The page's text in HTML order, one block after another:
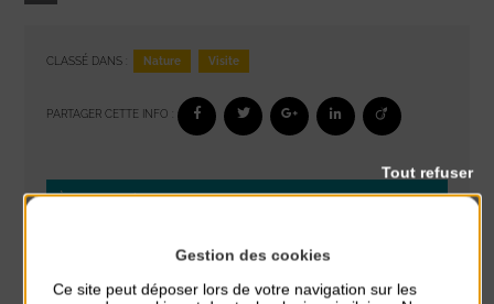
CLASSÉ DANS : Nature Visite
PARTAGER CETTE INFO :
À noter aussi
Exposition « Itinéraires »
Petit Office
Gestion des cookies
Ce site peut déposer lors de votre navigation sur les
Tout refuser